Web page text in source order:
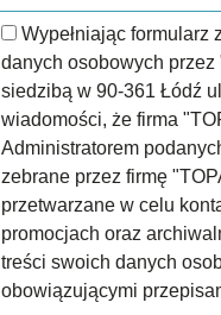
Wypełniając formularz
danych osobowych przez
siedzibą w 90-361 Łódź
wiadomości, że firma
Administratorem
zebrane przez firmę
przetwarzane w celu
promocjach oraz
treści swoich danych
obowiązującymi